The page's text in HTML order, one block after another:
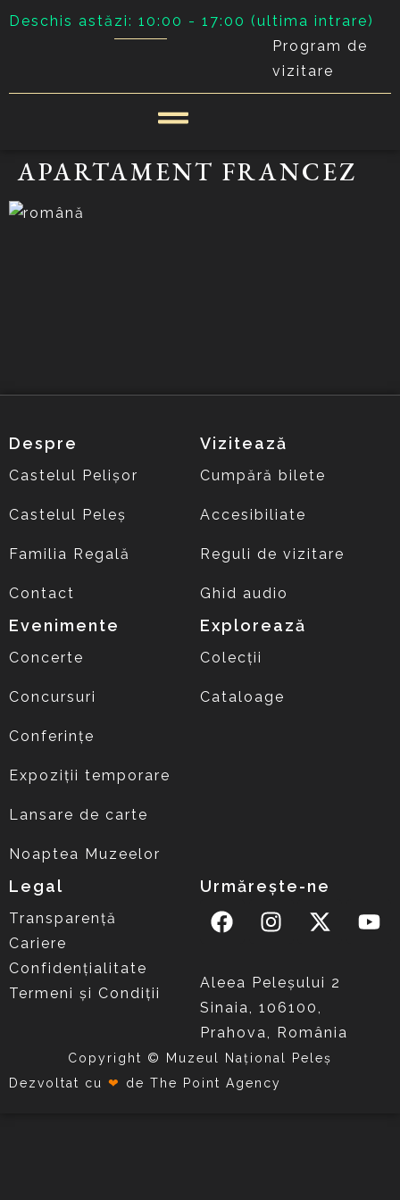
Deschis astăzi: 10:00 - 17:00 (ultima intrare)
Program de
vizitare
APARTAMENT FRANCEZ
Despre
Castelul Pelișor
Castelul Peleș
Familia Regală
Contact
Vizitează
Cumpără bilete
Accesibiliate
Reguli de vizitare
Ghid audio
Evenimente
Concerte
Concursuri
Conferințe
Expoziții temporare
Lansare de carte
Noaptea Muzeelor
Explorează
Colecții
Cataloage
Legal
Transparență
Cariere
Confidențialitate
Termeni și Condiții
Urmărește-ne
Aleea Peleşului 2
Sinaia, 106100,
Prahova, România
Copyright © Muzeul Național Peleș
Dezvoltat cu ❤ de The Point Agency